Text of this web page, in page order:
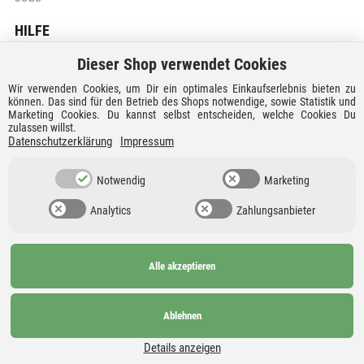
HILFE
Batteriegesetzhinweise
Vertrag widerrufen
Versandkosten und Lieferzeiten
Zahlungsarten
Widerrufsrecht
Datenschutz
versandkostenfrei nach
Dieser Shop verwendet Cookies
Wir verwenden Cookies, um Dir ein optimales Einkaufserlebnis bieten zu
können. Das sind für den Betrieb des Shops notwendige, sowie Statistik und
Marketing Cookies. Du kannst selbst entscheiden, welche Cookies Du
zulassen willst.
Datenschutzerklärung Impressum
Notwendig Marketing
Analytics Zahlungsanbieter
Alle akzeptieren
Ablehnen
Details anzeigen